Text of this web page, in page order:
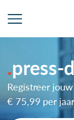
press-
Registreer
€ 75,99 per